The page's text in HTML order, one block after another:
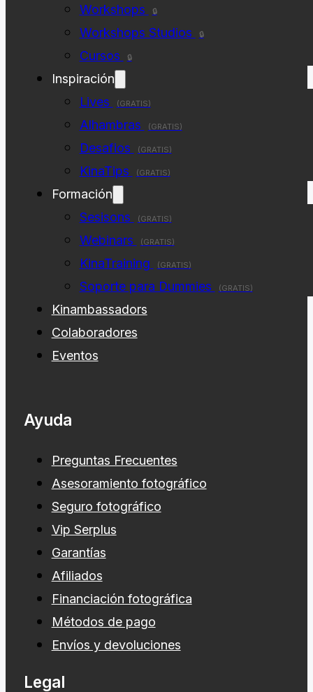
Workshops 🔒
Workshops Studios 🔒
Cursos 🔒
Inspiración
Lives
(GRATIS)
Alhambras (GRATIS)
Desafios (GRATIS)
KinaTips (GRATIS)
Formación
Sesisons
(GRATIS)
Webinars (GRATIS)
KinaTraining (GRATIS)
Soporte para Dummies (GRATIS)
Kinambassadors
Colaboradores
Eventos
Ayuda
Preguntas Frecuentes
Asesoramiento fotográfico
Seguro fotográfico
Vip Serplus
Garantías
Afiliados
Financiación fotográfica
Métodos de pago
Envíos y devoluciones
Legal